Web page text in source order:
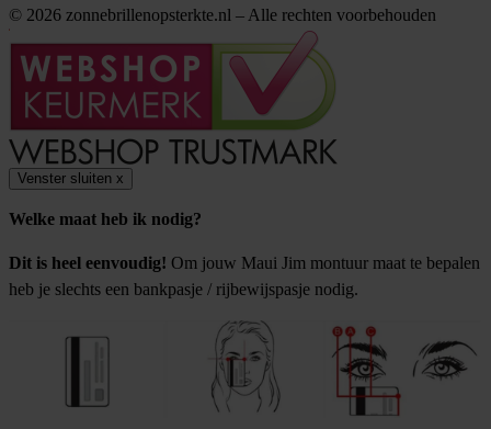
© 2026 zonnebrillenopsterkte.nl – Alle rechten voorbehouden
Venster sluiten x
Welke maat heb ik nodig?
Dit is heel eenvoudig! Om jouw Maui Jim montuur maat te bepalen
heb je slechts een bankpasje / rijbewijspasje nodig.